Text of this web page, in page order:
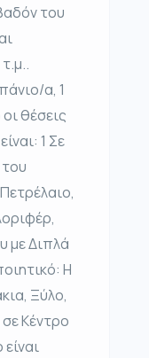
του
α, 1
θέσεις
1 Σε
με Διπλά
Η
Ξύλο,
Κέντρο